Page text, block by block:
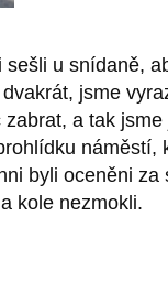
u snídaně,
jsme
a tak jsme
náměstí,
byli oceněni
kole nezmokli.